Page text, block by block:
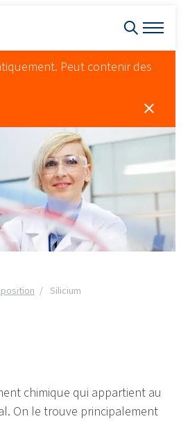
Peut contenir des
Silicium
chimique qui appartient au
On le trouve principalement